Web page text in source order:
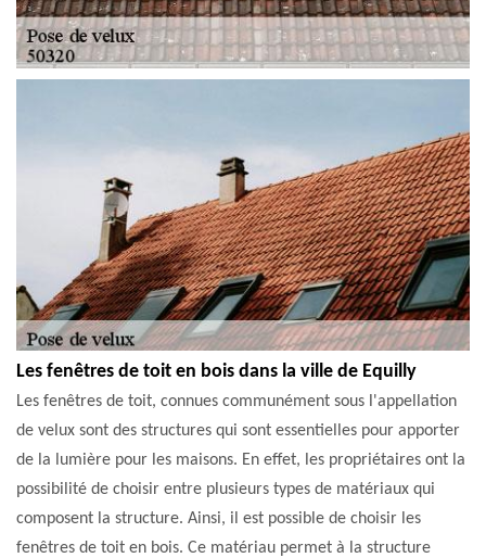
Les fenêtres de toit en bois dans la ville de Equilly
Les fenêtres de toit, connues communément sous l'appellation
de velux sont des structures qui sont essentielles pour apporter
de la lumière pour les maisons. En effet, les propriétaires ont la
possibilité de choisir entre plusieurs types de matériaux qui
composent la structure. Ainsi, il est possible de choisir les
fenêtres de toit en bois. Ce matériau permet à la structure